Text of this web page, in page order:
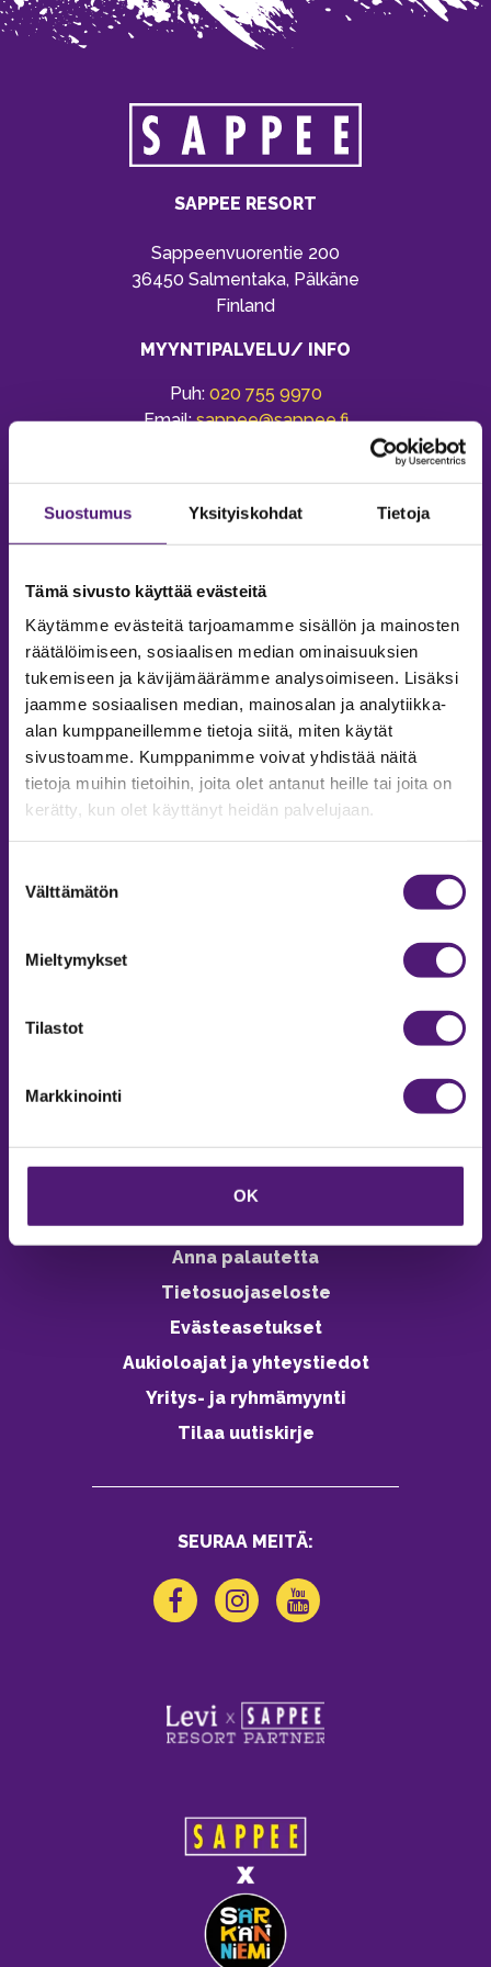
Suostumus Yksityiskohdat Tietoja
Tämä sivusto käyttää evästeitä
Käytämme evästeitä tarjoamamme sisällön ja mainosten
räätälöimiseen, sosiaalisen median ominaisuuksien
tukemiseen ja kävijämäärämme analysoimiseen. Lisäksi
jaamme sosiaalisen median, mainosalan ja analytiikka-
alan kumppaneillemme tietoja siitä, miten käytät
sivustoamme. Kumppanimme voivat yhdistää näitä
tietoja muihin tietoihin, joita olet antanut heille tai joita on
kerätty, kun olet käyttänyt heidän palvelujaan.
valinta
Välttämätön
Mieltymykset
Tilastot
Markkinointi
OK
SAPPEE RESORT
Sappeenvuorentie 200
36450 Salmentaka, Pälkäne
Finland
MYYNTIPALVELU/ INFO
Puh: 020 755 9970
Email:sappee@sappee.fi
MAJOITUS
Tiedustelut & Varaukset
Vastuullisuus
Ympäristöohjelma
Avoimet työpaikat
Anna palautetta
Tietosuojaseloste
Evästeasetukset
Aukioloajat ja yhteystiedot
Yritys- ja ryhmämyynti
Tilaa uutiskirje
SEURAA MEITÄ: